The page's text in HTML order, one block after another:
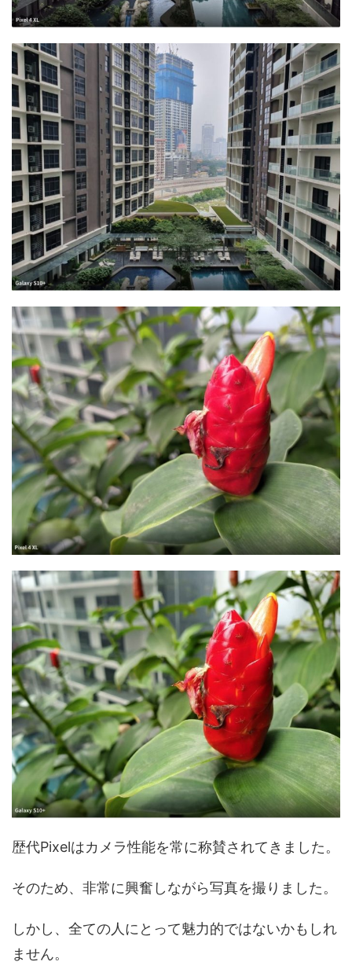
歴代Pixelはカメラ性能を常に称賛されてきました。
そのため、非常に興奮しながら写真を撮りました。
しかし、全ての人にとって魅力的ではないかもしれ
ません。